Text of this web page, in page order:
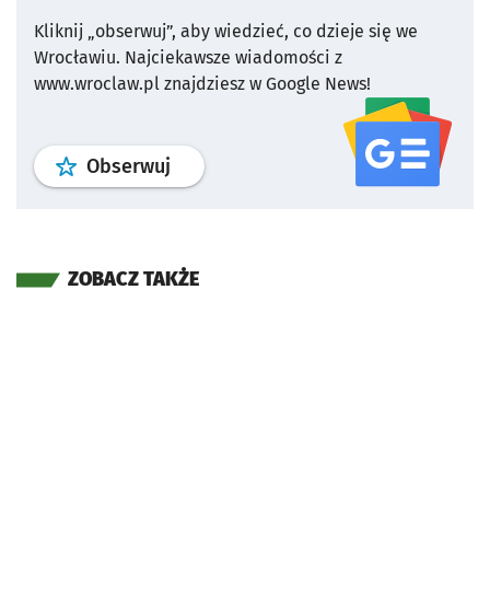
Kliknij „obserwuj”, aby wiedzieć, co dzieje się we
Wrocławiu. Najciekawsze wiadomości z
www.wroclaw.pl znajdziesz w Google News!
Obserwuj profil serwisu
ZOBACZ TAKŻE